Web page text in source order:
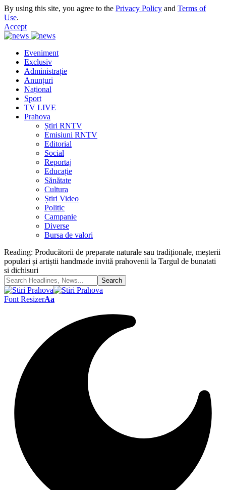
By using this site, you agree to the Privacy Policy and Terms of
Use.
Accept
Eveniment
Exclusiv
Administrație
Anunțuri
Național
Sport
TV LIVE
Prahova
Știri RNTV
Emisiuni RNTV
Editorial
Social
Reportaj
Educație
Sănătate
Cultura
Știri Video
Politic
Campanie
Diverse
Bursa de valori
Reading: Producătorii de preparate naturale sau tradiționale, meșterii
populari și artiștii handmade invită prahovenii la Targul de bunatati
si dichisuri
Font ResizerAa